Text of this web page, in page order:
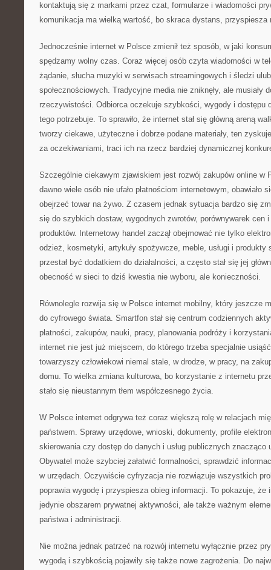
kontaktują się z markami przez czat, formularze i wiadomości
komunikacja ma wielką wartość, bo skraca dystans, przyspiesza
Jednocześnie internet w Polsce zmienił też sposób, w jaki
spędzamy wolny czas. Coraz więcej osób czyta wiadomości w
żądanie, słucha muzyki w serwisach streamingowych i śledzi
społecznościowych. Tradycyjne media nie zniknęły, ale musiały
rzeczywistości. Odbiorca oczekuje szybkości, wygody i dostępu
tego potrzebuje. To sprawiło, że internet stał się główną areną
tworzy ciekawe, użyteczne i dobrze podane materiały, ten
za oczekiwaniami, traci ich na rzecz bardziej dynamicznej
Szczególnie ciekawym zjawiskiem jest rozwój zakupów online w
dawno wiele osób nie ufało płatnościom internetowym, obawiało
obejrzeć towar na żywo. Z czasem jednak sytuacja bardzo się
się do szybkich dostaw, wygodnych zwrotów, porównywarek cen
produktów. Internetowy handel zaczął obejmować nie tylko
odzież, kosmetyki, artykuły spożywcze, meble, usługi i
przestał być dodatkiem do działalności, a często stał się jej
obecność w sieci to dziś kwestia nie wyboru, ale konieczności.
Równolegle rozwija się w Polsce internet mobilny, który jeszcze
do cyfrowego świata. Smartfon stał się centrum codziennych
płatności, zakupów, nauki, pracy, planowania podróży i
internet nie jest już miejscem, do którego trzeba specjalnie
towarzyszy człowiekowi niemal stale, w drodze, w pracy, na
domu. To wielka zmiana kulturowa, bo korzystanie z internetu
stało się nieustannym tłem współczesnego życia.
W Polsce internet odgrywa też coraz większą rolę w relacjach
państwem. Sprawy urzędowe, wnioski, dokumenty, profile
skierowania czy dostęp do danych i usług publicznych znacząco
Obywatel może szybciej załatwić formalności, sprawdzić
w urzędach. Oczywiście cyfryzacja nie rozwiązuje wszystkich
poprawia wygodę i przyspiesza obieg informacji. To pokazuje, że
jedynie obszarem prywatnej aktywności, ale także ważnym
państwa i administracji.
Nie można jednak patrzeć na rozwój internetu wyłącznie przez
wygodą i szybkością pojawiły się także nowe zagrożenia. Do